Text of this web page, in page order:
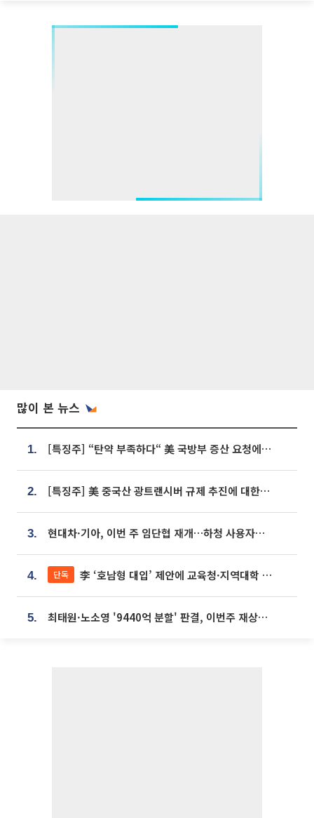
많이 본 뉴스
1. [특징주] “탄약 부족하다“ 美 국방부 증산 요청에⋯국내 방산주 급등세
2. [특징주] 美 중국산 광트랜시버 규제 추진에 대한광통신 등 광통신株 강세
3. 현대차·기아, 이번 주 임단협 재개…하청 사용자성 재심도 ‘변수’
4. 단독 李 ‘호남형 대입’ 제안에 교육청·지역대학 서·논술형 입시 연계 '착수'
5. 최태원·노소영 '9440억 분할' 판결, 이번주 재상고 여부 주목